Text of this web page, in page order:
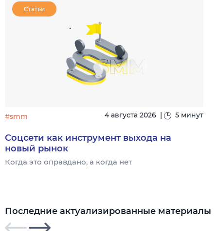
Статьи
#smm 4 августа 2026 | 5 минут
Соцсети как инструмент выхода на
новый рынок
Когда это оправдано, а когда нет
Последние актуализированные материалы